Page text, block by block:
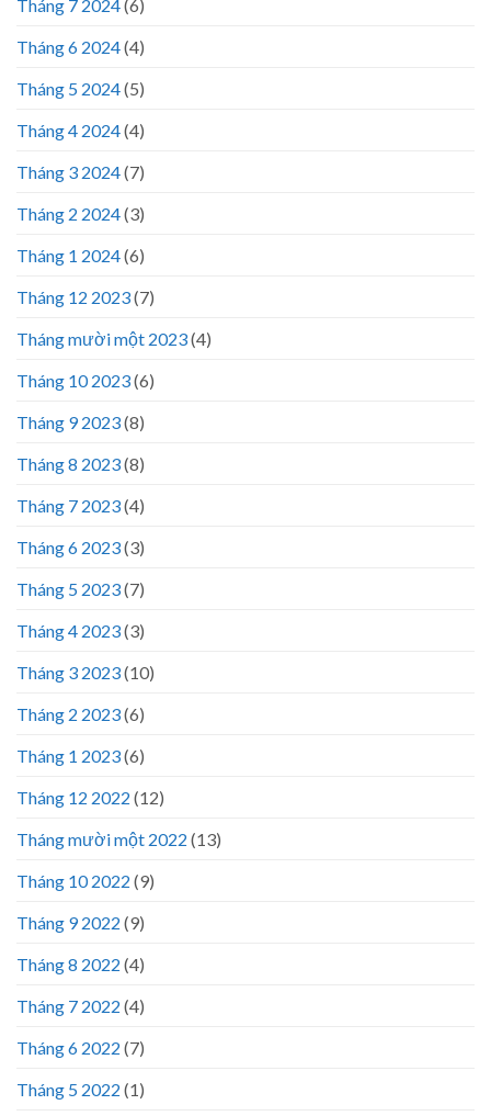
Tháng 7 2024(6)
Tháng 6 2024(4)
Tháng 5 2024(5)
Tháng 4 2024(4)
Tháng 3 2024(7)
Tháng 2 2024(3)
Tháng 1 2024(6)
Tháng 12 2023(7)
Tháng mười một 2023(4)
Tháng 10 2023(6)
Tháng 9 2023(8)
Tháng 8 2023(8)
Tháng 7 2023(4)
Tháng 6 2023(3)
Tháng 5 2023(7)
Tháng 4 2023(3)
Tháng 3 2023(10)
Tháng 2 2023(6)
Tháng 1 2023(6)
Tháng 12 2022 (12)
Tháng mười một 2022 (13)
Tháng 10 2022 (9)
Tháng 9 2022 (9)
Tháng 8 2022 (4)
Tháng 7 2022 (4)
Tháng 6 2022 (7)
Tháng 5 2022 (1)